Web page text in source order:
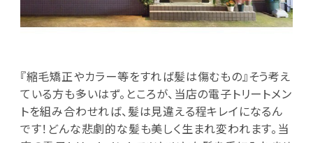
『縮毛矯正やカラー等をすれば髪は傷むもの』そう考え
ている方も多いはず。ところが、当店の電子トリートメン
トを組み合わせれば、髪は見違える程キレイになるん
です！どんな悲劇的な髪も美しく生まれ変われます。当